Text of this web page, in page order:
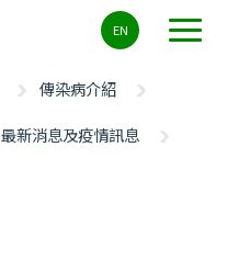
EN
傳染病介紹
最新消息及疫情訊息